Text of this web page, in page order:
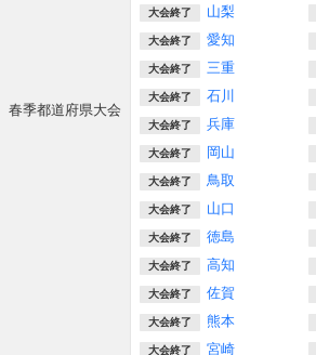
春季都道府県大会
大会終了 山梨
大会終了 愛知
大会終了 三重
大会終了 石川
大会終了 兵庫
大会終了 岡山
大会終了 鳥取
大会終了 山口
大会終了 徳島
大会終了 高知
大会終了 佐賀
大会終了 熊本
大会終了 宮崎